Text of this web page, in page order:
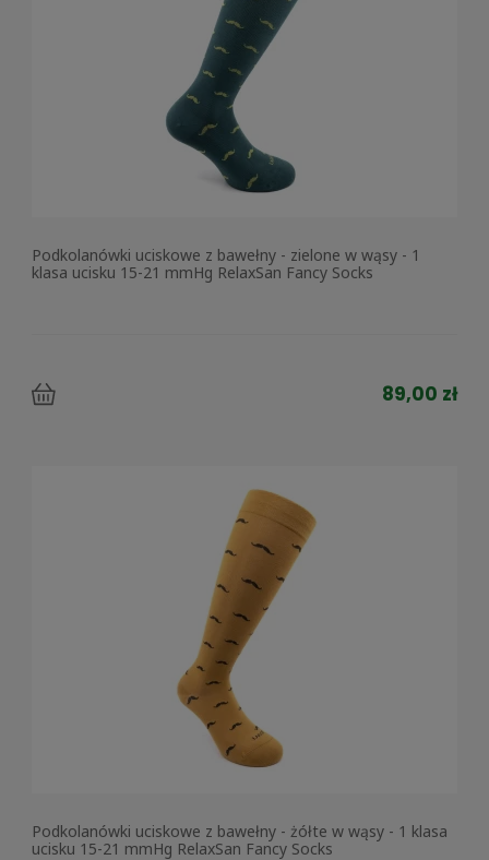
Podkolanówki uciskowe z bawełny - zielone w wąsy - 1
klasa ucisku 15-21 mmHg RelaxSan Fancy Socks
89,00 zł
Podkolanówki uciskowe z bawełny - żółte w wąsy - 1 klasa
ucisku 15-21 mmHg RelaxSan Fancy Socks